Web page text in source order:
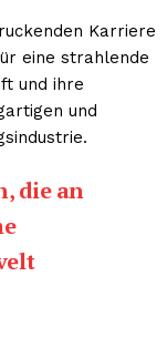
Karriere
eine strahlende
und ihre
und
die an